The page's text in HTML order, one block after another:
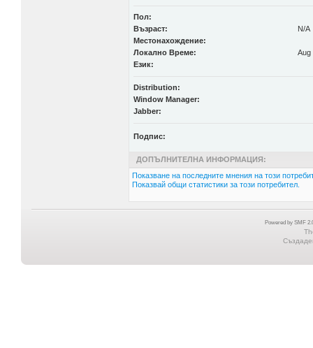
Пол:
Възраст:
N/A
Местонахождение:
Локално Време:
Aug
Език:
Distribution:
Window Manager:
Jabber:
Подпис:
ДОПЪЛНИТЕЛНА ИНФОРМАЦИЯ:
Показване на последните мнения на този
Показвай общи статистики за този потребител.
Powered by SMF